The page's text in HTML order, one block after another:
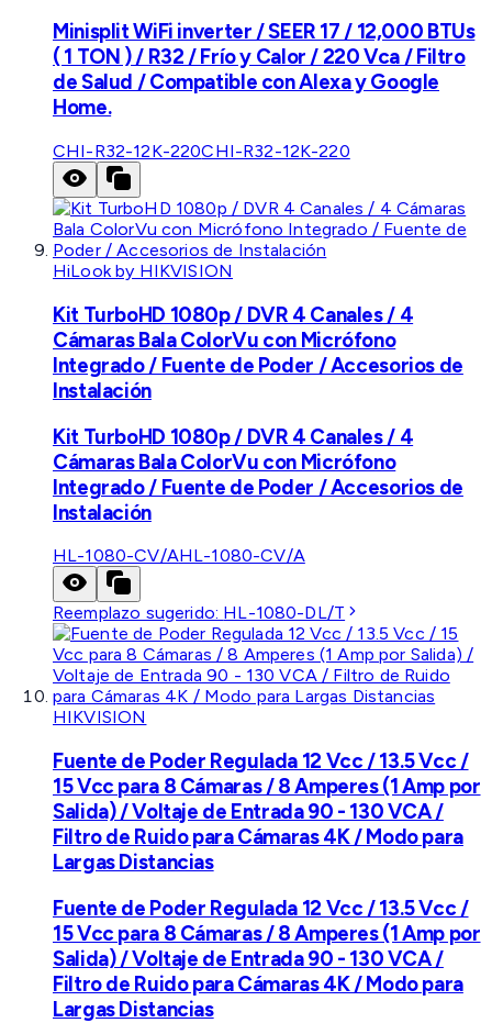
Minisplit WiFi inverter / SEER 17 / 12,000 BTUs
( 1 TON ) / R32 / Frío y Calor / 220 Vca / Filtro
de Salud / Compatible con Alexa y Google
Home.
CHI-R32-12K-220CHI-R32-12K-220
HiLook by HIKVISION
Kit TurboHD 1080p / DVR 4 Canales / 4
Cámaras Bala ColorVu con Micrófono
Integrado / Fuente de Poder / Accesorios de
Instalación
Kit TurboHD 1080p / DVR 4 Canales / 4
Cámaras Bala ColorVu con Micrófono
Integrado / Fuente de Poder / Accesorios de
Instalación
HL-1080-CV/AHL-1080-CV/A
Reemplazo sugerido: HL-1080-DL/T
HIKVISION
Fuente de Poder Regulada 12 Vcc / 13.5 Vcc /
15 Vcc para 8 Cámaras / 8 Amperes (1 Amp por
Salida) / Voltaje de Entrada 90 - 130 VCA /
Filtro de Ruido para Cámaras 4K / Modo para
Largas Distancias
Fuente de Poder Regulada 12 Vcc / 13.5 Vcc /
15 Vcc para 8 Cámaras / 8 Amperes (1 Amp por
Salida) / Voltaje de Entrada 90 - 130 VCA /
Filtro de Ruido para Cámaras 4K / Modo para
Largas Distancias